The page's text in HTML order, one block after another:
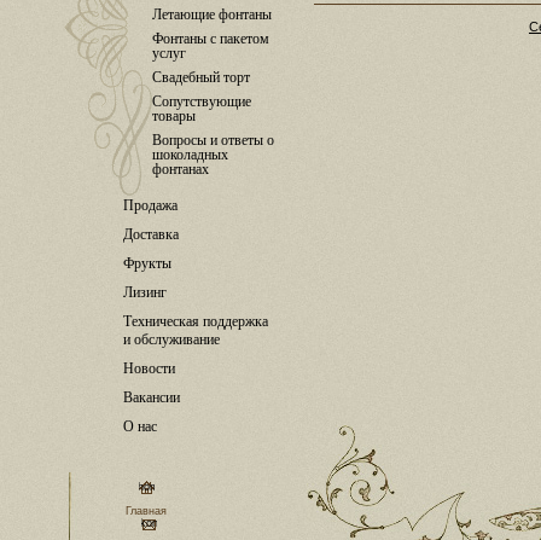
Летающие фонтаны
Фонтаны с пакетом
услуг
Свадебный торт
Сопутствующие
товары
Вопросы и ответы о
шоколадных
фонтанах
Продажа
Доставка
Фрукты
Лизинг
Техническая поддержка
и обслуживание
Новости
Вакансии
О нас
Главная